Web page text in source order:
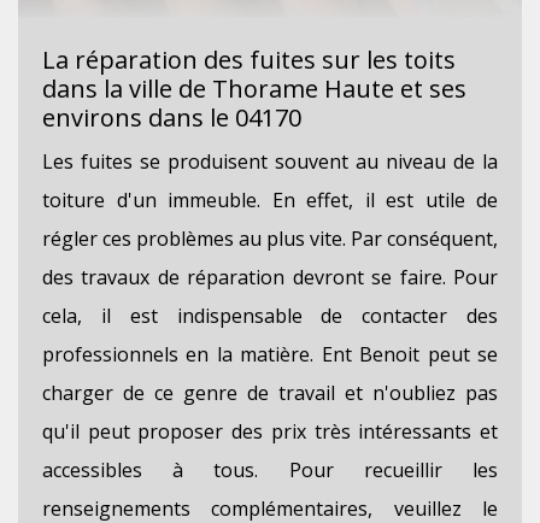
La réparation des fuites sur les toits
dans la ville de Thorame Haute et ses
environs dans le 04170
Les fuites se produisent souvent au niveau de la
toiture d'un immeuble. En effet, il est utile de
régler ces problèmes au plus vite. Par conséquent,
des travaux de réparation devront se faire. Pour
cela, il est indispensable de contacter des
professionnels en la matière. Ent Benoit peut se
charger de ce genre de travail et n'oubliez pas
qu'il peut proposer des prix très intéressants et
accessibles à tous. Pour recueillir les
renseignements complémentaires, veuillez le